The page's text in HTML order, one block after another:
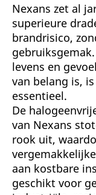
Nexans zet al
superieure
brandrisico,
levens en
van belang is,
essentieel.
De
van Nexans
rook uit,
aan kostbare
geschikt voor